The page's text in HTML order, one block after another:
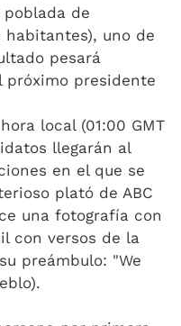
de
habitantes), uno de
pesará
próximo presidente
local (01:00 GMT
llegarán al
en el que se
plató de ABC
una fotografía con
con versos de la
preámbulo: "We